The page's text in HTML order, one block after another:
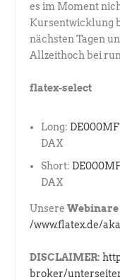
es im Moment
Kursentwicklung
nächsten Tagen
Allzeithoch bei
flatex-select
Long:
DAX
Short:
DAX
Unsere
/www.flatex.de/
DISCLAIMER:
broker/